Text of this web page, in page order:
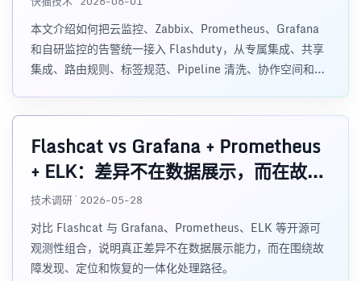
本文介绍如何把云监控、Zabbix、Prometheus、Grafana
和自研监控的告警统一接入 Flashduty，从专属集成、共享
集成、路由规则、标签规范、Pipeline 清洗、协作空间和治
Flashcat vs Grafana + Prometheus
+ ELK：差异不在数据展示，而在故障
处理路径
技术调研 · 2026-05-28
对比 Flashcat 与 Grafana、Prometheus、ELK 等开源可
观测性组合，说明真正差异不在数据展示能力，而在围绕故
障发现、定位和恢复的一体化处理路径。